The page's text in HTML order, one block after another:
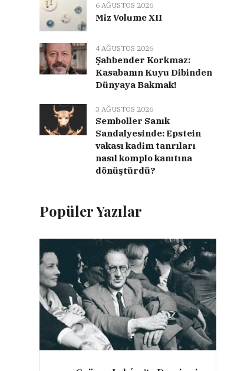
6 AĞUSTOS 2026
Miz Volume XII
4 AĞUSTOS 2026
Şahbender Korkmaz:
Kasabanın Kuyu Dibinden
Dünyaya Bakmak!
3 AĞUSTOS 2026
Semboller Sanık
Sandalyesinde: Epstein
vakası kadim tanrıları
nasıl komplo kanıtına
dönüştürdü?
Popüler Yazılar